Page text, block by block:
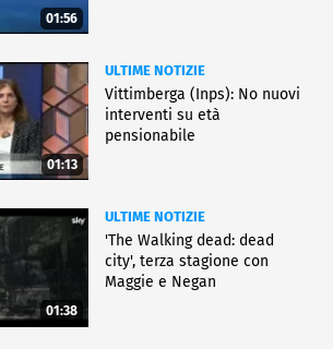
01:56
01:13
ULTIME NOTIZIE
Vittimberga (Inps): No nuovi
interventi su età
pensionabile
01:38
ULTIME NOTIZIE
'The Walking dead: dead
city', terza stagione con
Maggie e Negan